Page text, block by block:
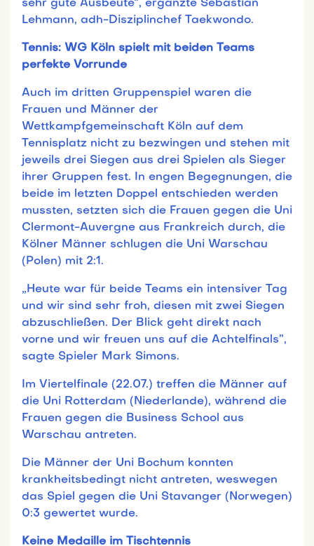
sehr gute Ausbeute“, ergänzte Sebastian
Lehmann, adh-Disziplinchef Taekwondo.
Tennis: WG Köln spielt mit beiden Teams
perfekte Vorrunde
Auch im dritten Gruppenspiel waren die
Frauen und Männer der
Wettkampfgemeinschaft Köln auf dem
Tennisplatz nicht zu bezwingen und stehen mit
jeweils drei Siegen aus drei Spielen als Sieger
ihrer Gruppen fest. In engen Begegnungen, die
beide im letzten Doppel entschieden werden
mussten, setzten sich die Frauen gegen die Uni
Clermont-Auvergne aus Frankreich durch, die
Kölner Männer schlugen die Uni Warschau
(Polen) mit 2:1.
„Heute war für beide Teams ein intensiver Tag
und wir sind sehr froh, diesen mit zwei Siegen
abzuschließen. Der Blick geht direkt nach
vorne und wir freuen uns auf die Achtelfinals”,
sagte Spieler Mark Simons.
Im Viertelfinale (22.07.) treffen die Männer auf
die Uni Rotterdam (Niederlande), während die
Frauen gegen die Business School aus
Warschau antreten.
Die Männer der Uni Bochum konnten
krankheitsbedingt nicht antreten, weswegen
das Spiel gegen die Uni Stavanger (Norwegen)
0:3 gewertet wurde.
Keine Medaille im Tischtennis